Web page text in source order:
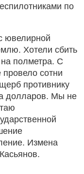
по
ювелирной
Хотели сбить
полметра. С
сотни
противнику
долларов. Мы не
Измена